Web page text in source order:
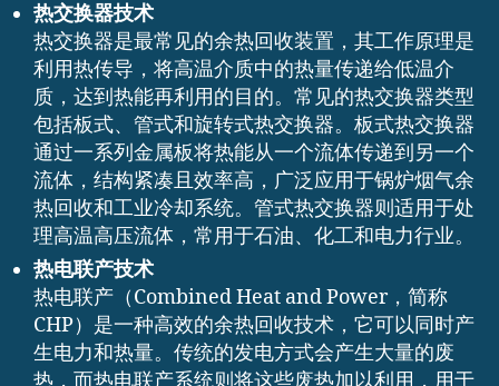
热交换器技术
热交换器是最常见的余热回收装置，其工作原理是
利用热传导，将高温介质中的热量传递给低温介
质，达到热能再利用的目的。常见的热交换器类型
包括板式、管式和旋转式热交换器。板式热交换器
通过一系列金属板将热能从一个流体传递到另一个
流体，结构紧凑且效率高，广泛应用于锅炉烟气余
热回收和工业冷却系统。管式热交换器则适用于处
理高温高压流体，常用于石油、化工和电力行业。
热电联产技术
热电联产（Combined Heat and Power，简称
CHP）是一种高效的余热回收技术，它可以同时产
生电力和热量。传统的发电方式会产生大量的废